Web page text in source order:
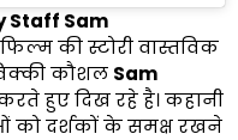
Staff Sam
की स्टोरी वास्तविक
कौशल Sam
हुए दिख रहे है। कहानी
दर्शकों के समक्ष रखने